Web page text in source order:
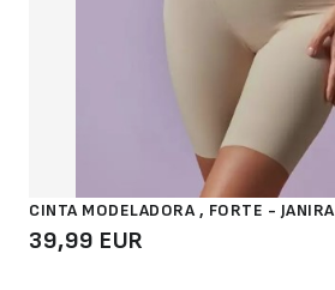
CINTA MODELADORA , FORTE - JANIRA
39,99 EUR